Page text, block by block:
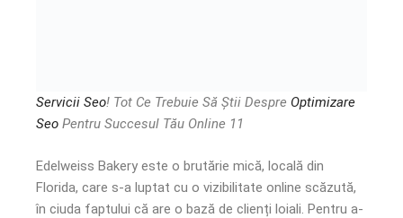
Servicii Seo! Tot Ce Trebuie Să Știi Despre Optimizare
Seo Pentru Succesul Tău Online 11
Edelweiss Bakery este o brutărie mică, locală din
Florida, care s-a luptat cu o vizibilitate online scăzută,
în ciuda faptului că are o bază de clienți loiali. Pentru a-